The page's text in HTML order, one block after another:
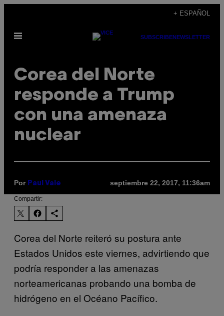
contenido
+ ESPAÑOL
Abrir
SUBSCRIBENEWSLETTER
Corea del Norte
responde a Trump
con una amenaza
nuclear
Por Paul Vale septiembre 22, 2017, 11:36am
Compartir:
Corea del Norte reiteró su postura ante
Estados Unidos este viernes, advirtiendo que
podría responder a las amenazas
norteamericanas probando una bomba de
hidrógeno en el Océano Pacífico.